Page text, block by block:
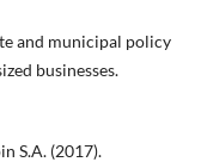
and municipal policy
businesses.
S.A. (2017).